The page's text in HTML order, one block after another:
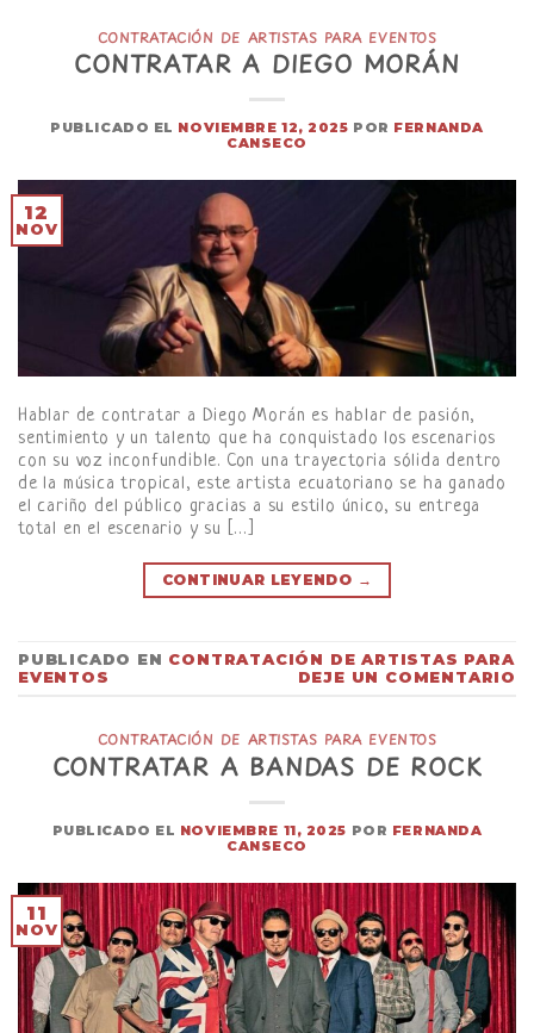
CONTRATACIÓN DE ARTISTAS PARA EVENTOS
CONTRATAR A DIEGO MORÁN
PUBLICADO EL NOVIEMBRE 12, 2025 POR FERNANDA
CANSECO
12
NOV
Hablar de contratar a Diego Morán es hablar de pasión,
sentimiento y un talento que ha conquistado los escenarios
con su voz inconfundible. Con una trayectoria sólida dentro
de la música tropical, este artista ecuatoriano se ha ganado
el cariño del público gracias a su estilo único, su entrega
total en el escenario y su […]
CONTINUAR LEYENDO →
PUBLICADO EN CONTRATACIÓN DE ARTISTAS PARA
EVENTOS
DEJE UN COMENTARIO
CONTRATACIÓN DE ARTISTAS PARA EVENTOS
CONTRATAR A BANDAS DE ROCK
PUBLICADO EL NOVIEMBRE 11, 2025 POR FERNANDA
CANSECO
11
NOV